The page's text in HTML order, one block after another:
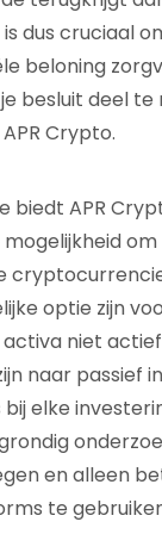
dus cruciaal
beloning
besluit deel te
APR Crypto.
biedt APR
optie zijn
activa niet
naar passief
elke
en alleen
te